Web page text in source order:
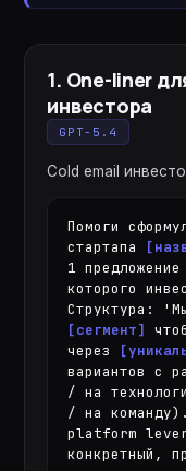
1. One-liner
инвестора
GPT-5.4
Cold email
Помоги
стартапа
1
которого
Структура:
[сегмент]
через
вариантов с
/ на
/ на
platform
конкретный,